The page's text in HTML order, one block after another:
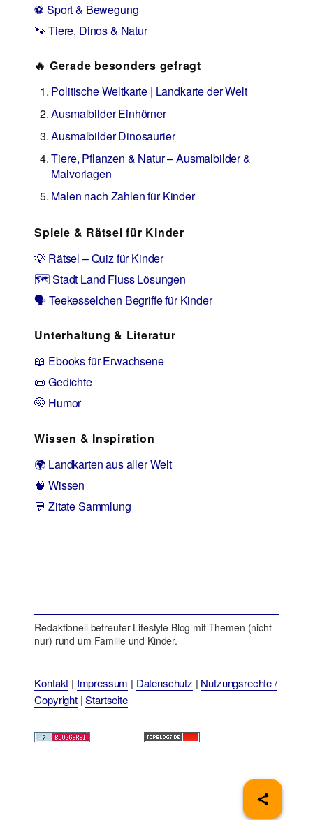
⚽ Sport & Bewegung
🐾 Tiere, Dinos & Natur
🔥 Gerade besonders gefragt
Politische Weltkarte | Landkarte der Welt
Ausmalbilder Einhörner
Ausmalbilder Dinosaurier
Tiere, Pflanzen & Natur – Ausmalbilder &
Malvorlagen
Malen nach Zahlen für Kinder
Spiele & Rätsel für Kinder
💡 Rätsel – Quiz für Kinder
🗺️ Stadt Land Fluss Lösungen
🗣️ Teekesselchen Begriffe für Kinder
Unterhaltung & Literatur
📖 Ebooks für Erwachsene
📜 Gedichte
🤭 Humor
Wissen & Inspiration
🌍 Landkarten aus aller Welt
🧠 Wissen
💬 Zitate Sammlung
Redaktionell betreuter Lifestyle Blog mit Themen (nicht
nur) rund um Familie und Kinder.
Kontakt | Impressum | Datenschutz | Nutzungsrechte /
Copyright|Startseite